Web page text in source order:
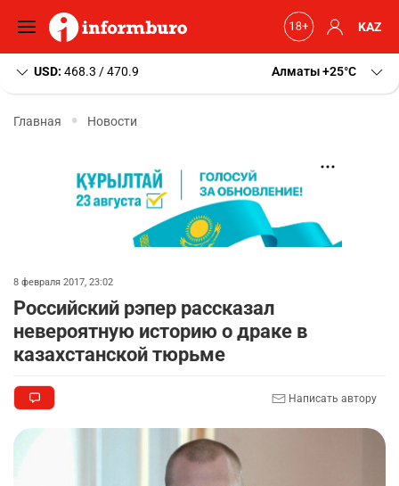
KAZ
USD: 468.3 / 470.9 Алматы+25 C
Главная Новости
8 февраля 2017, 23:02
Российский рэпер рассказал
невероятную историю о драке в
казахстанской тюрьме
Написать автору